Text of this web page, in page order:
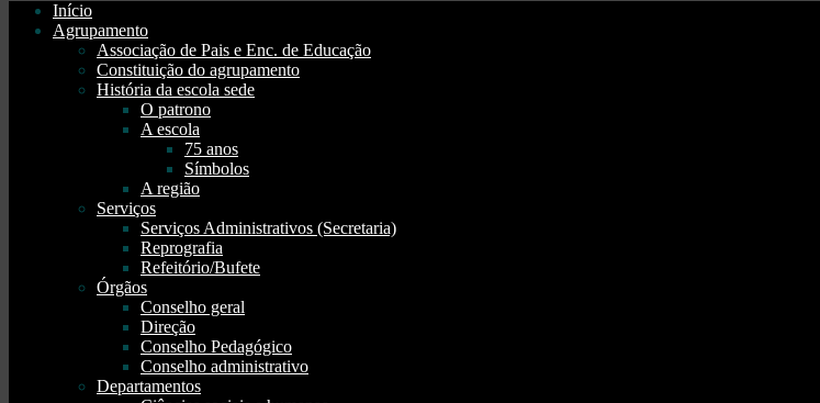
Início
Agrupamento
Associação de Pais e Enc. de Educação
Constituição do agrupamento
História da escola sede
O patrono
A escola
75 anos
Símbolos
A região
Serviços
Serviços Administrativos (Secretaria)
Reprografia
Refeitório/Bufete
Órgãos
Conselho geral
Direção
Conselho Pedagógico
Conselho administrativo
Departamentos